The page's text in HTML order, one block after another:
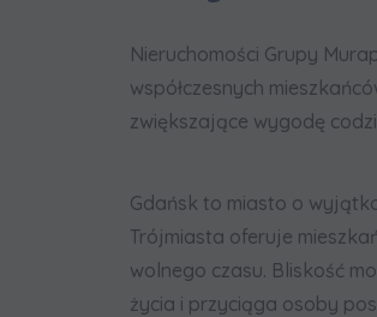
Nieruchomości Grupy
współczesnych
zwiększające wygodę
Gdańsk to miasto o
Trójmiasta oferuje
wolnego czasu. Bliskość
życia i przyciąga osoby